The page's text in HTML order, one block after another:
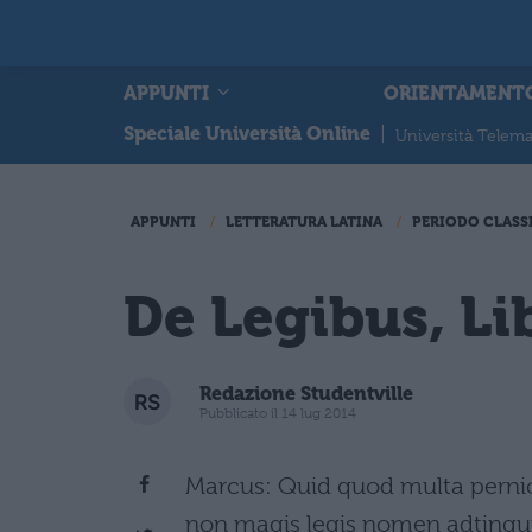
APPUNTI
Speciale Università Online
Università
APPUNTI LETTERATURA LATINA PERIODO
De Legibus,
Redazione Studentville
Pubblicato il 14 lug 2014
Marcus: Quid quod multa
non magis legis nomen